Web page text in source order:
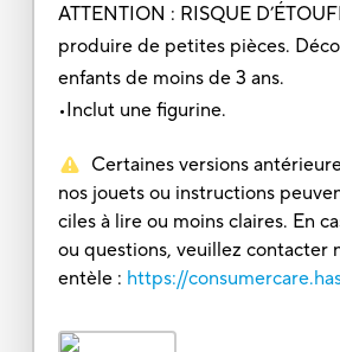
ATTENTION : RISQUE
produire de petites pièces.
enfants de moins de 3 ans.
•Inclut une figurine.
Certaines versions
nos jouets ou instructions
ciles à lire ou moins claires. En
ou questions, veuillez contacter
entèle : https://